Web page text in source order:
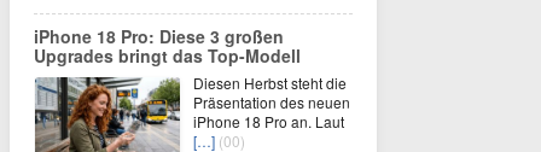
iPhone 18 Pro: Diese 3 großen
Upgrades bringt das Top-Modell
Diesen Herbst steht die
Präsentation des neuen
iPhone 18 Pro an. Laut
[…] (00)